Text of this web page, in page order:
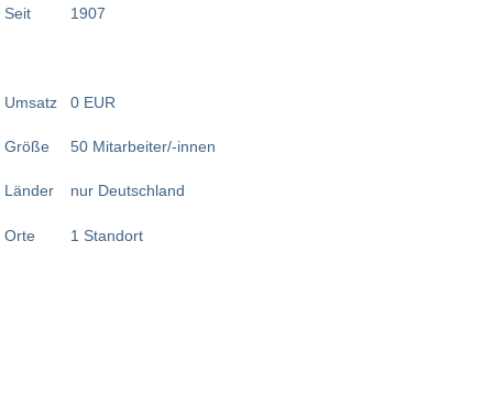
Seit
Umsatz
Größe
Länder
Orte
1907
0 EUR
50 Mitarbeiter/-innen
nur Deutschland
1 Standort